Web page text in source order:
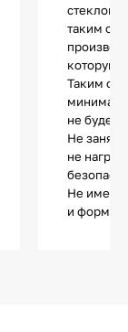
таким
которую
Таким
не будет
Не
не
Не имеет
и форма